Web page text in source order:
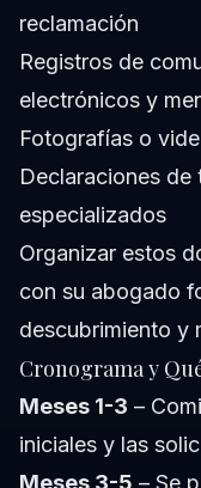
reclamación
Registros de
electrónicos y
Fotografías o
Declaraciones
especializados
Organizar estos
con su abogado
descubrimiento y
Cronograma y
Meses 1-3 –
iniciales y las